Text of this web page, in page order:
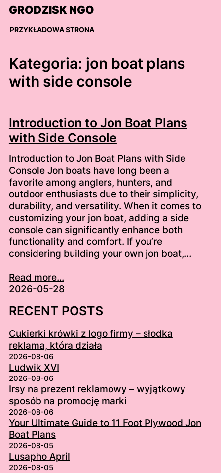
Skip
content
GRODZISK NGO
PRZYKŁADOWA STRONA
Kategoria: jon boat plans
with side console
Introduction to Jon Boat Plans
with Side Console
Introduction to Jon Boat Plans with Side
Console Jon boats have long been a
favorite among anglers, hunters, and
outdoor enthusiasts due to their simplicity,
durability, and versatility. When it comes to
customizing your jon boat, adding a side
console can significantly enhance both
functionality and comfort. If you’re
considering building your own jon boat,…
Read more...
2026-05-28
RECENT POSTS
Cukierki krówki z logo firmy – słodka
reklama, która działa
2026-08-06
Ludwik XVI
2026-08-06
Irsy na prezent reklamowy – wyjątkowy
sposób na promocję marki
2026-08-06
Your Ultimate Guide to 11 Foot Plywood Jon
Boat Plans
2026-08-05
Lusapho April
2026-08-05